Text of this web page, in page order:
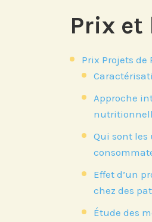
Prix et
Prix Projets de
Approche
Qui sont
Effet d’un
chez des
Étude des